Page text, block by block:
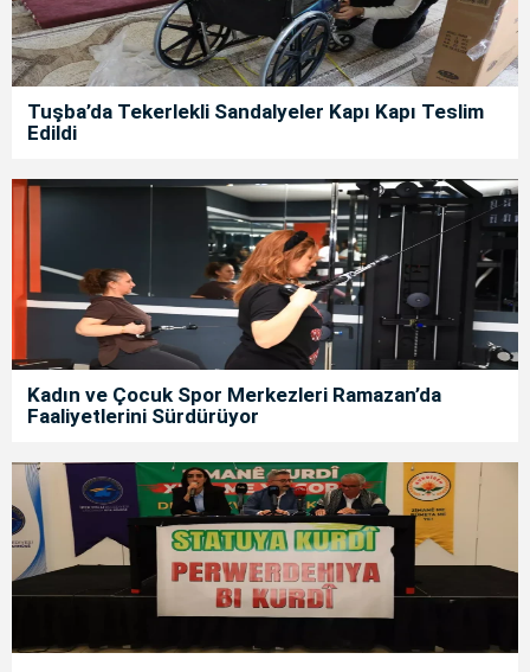
Tuşba’da Tekerlekli Sandalyeler Kapı Kapı Teslim
Edildi
Kadın ve Çocuk Spor Merkezleri Ramazan’da
Faaliyetlerini Sürdürüyor